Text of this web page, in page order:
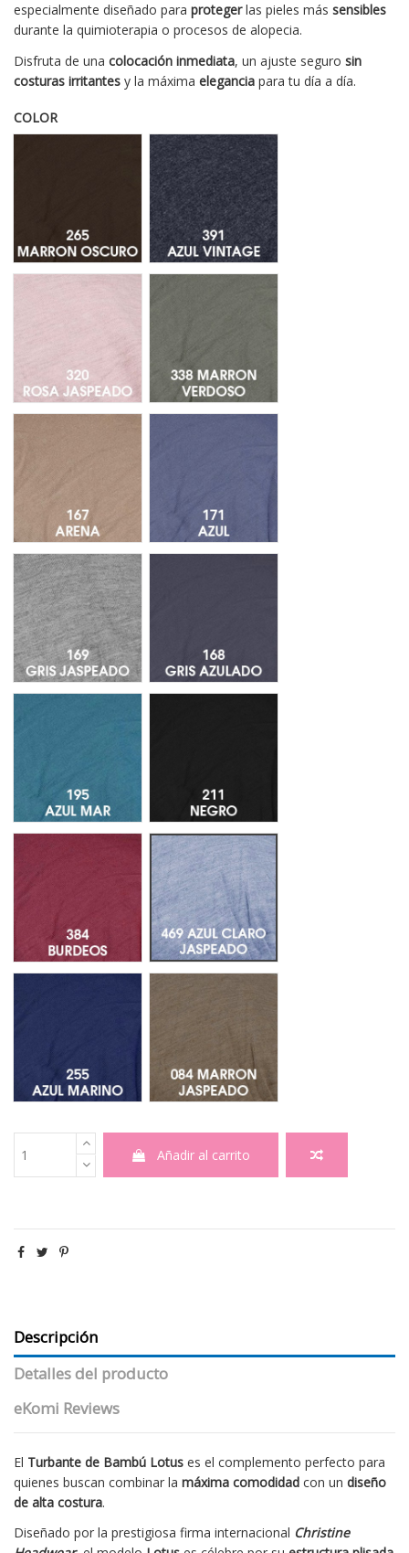
especialmente diseñado para protegerlas pieles más sensibles
durante la quimioterapia o procesos de alopecia.
Disfruta de una colocación inmediata, un ajuste seguro sin
costuras irritantes y la máxima elegancia para tu día a día.
COLOR
Marron Oscuro 265
Azul Vintage 391
Rosa Jaspeado 320
Gris Jaspeado169
Burdeos 384 Azul Claro Jaspeado 469
Añadir al carrito
Descripción
Detalles del producto
eKomi Reviews
El Turbante de Bambú Lotus es el complemento perfecto para
quienes buscan combinar la máxima comodidad con un diseño
de alta costura.
Diseñado por la prestigiosa firma internacional Christine